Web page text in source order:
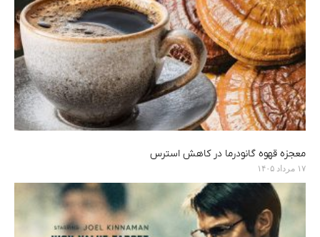
معجزه قهوه گانودرما در کاهش استرس
۱۷ مرداد ۱۴۰۵